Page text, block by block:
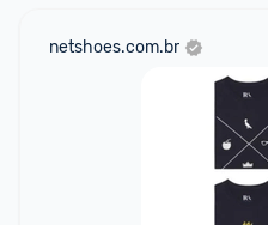
netshoes.com.br